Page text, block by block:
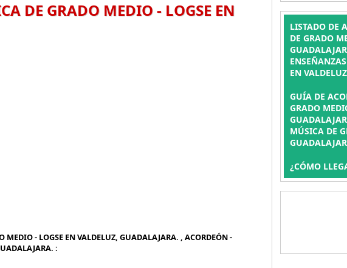
DE GRADO MEDIO - LOGSE EN
MEDIO - LOGSE EN VALDELUZ, GUADALAJARA. , ACORDEÓN -
:
LISTADO DE
DE GRADO
EN
GUÍA DE
GRADO
MÚSICA DE
¿CÓMO